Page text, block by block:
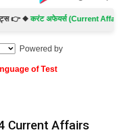
◆करंट अफेयर्स (Current Affairs) -
Powered by
of Test
Current Affairs